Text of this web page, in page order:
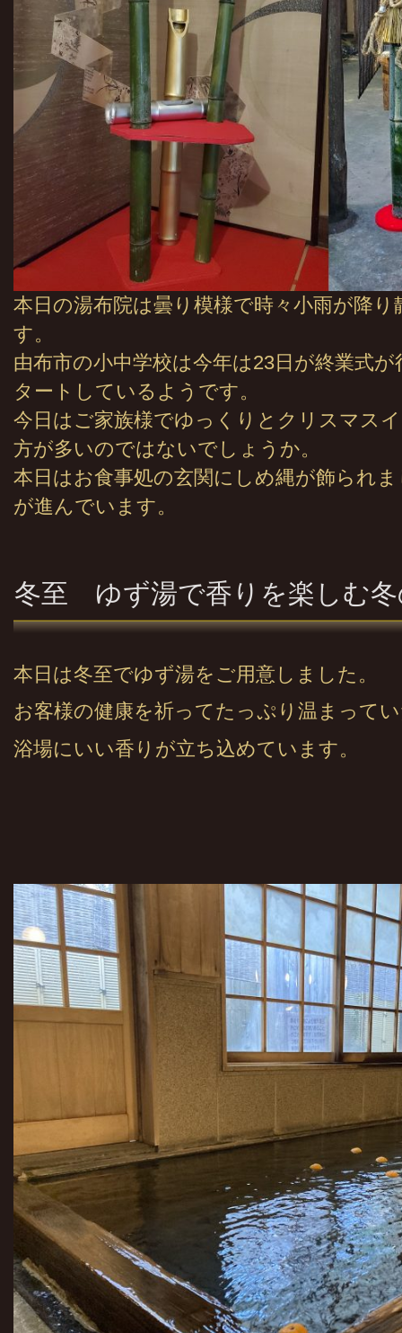
本日の湯布院は曇り模様で時々小雨が降
す。
由布市の小中学校は今年は23日が終業式
タートしているようです。
今日はご家族様でゆっくりとクリスマス
方が多いのではないでしょうか。
本日はお食事処の玄関にしめ縄が飾られ
が進んでいます。
冬至 ゆず湯で香りを楽しむ冬
本日は冬至でゆず湯をご用意しました。
お客様の健康を祈ってたっぷり温まって
浴場にいい香りが立ち込めています。